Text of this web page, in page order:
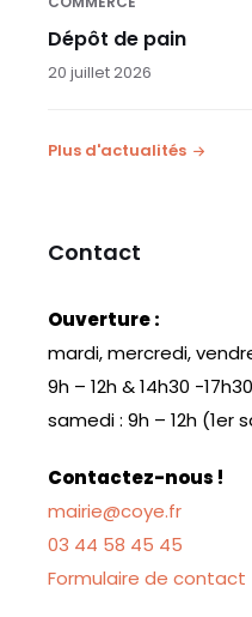
Dépôt de pain
20 juillet 2026
Plus d'actualités
Contact
Ouverture :
mardi, mercredi,
9h – 12h & 14h30 -17h30
samedi : 9h – 12h (1er
Contactez-nous !
mairie@coye.fr
03 44 58 45 45
Formulaire de contact